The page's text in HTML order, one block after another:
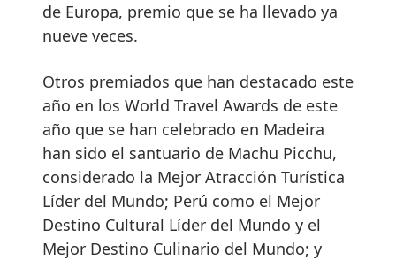
de Europa, premio que se ha llevado ya
nueve veces.
Otros premiados que han destacado este
año en los World Travel Awards de este
año que se han celebrado en Madeira
han sido el santuario de Machu Picchu,
considerado la Mejor Atracción Turística
Líder del Mundo; Perú como el Mejor
Destino Cultural Líder del Mundo y el
Mejor Destino Culinario del Mundo; y